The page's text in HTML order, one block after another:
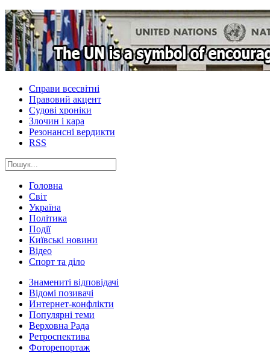
Справи всесвітні
Правовий акцент
Судові хроніки
Злочин і кара
Резонансні вердикти
RSS
Головна
Світ
Україна
Політика
Події
Київські новини
Відео
Спорт та діло
Знамениті відповідачі
Відомі позивачі
Интернет-конфлікти
Популярні теми
Верховна Рада
Ретроспектива
Фоторепортаж